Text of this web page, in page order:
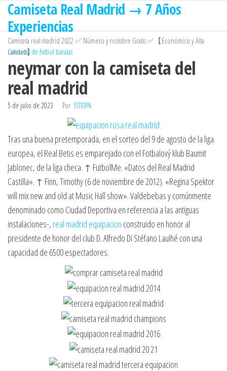
Saltar
contenido
Camiseta Real Madrid → 7 Años
Experiencias
Camiseta real madrid 2022 ✅ Número y nombre Gratis ✅【Económico y Alta
Calidad】
camisetas de futbol baratas
neymar con la camiseta del
real madrid
5 de julio de 2023 Por ISTERN
Tras una buena pretemporada, en el sorteo del 9 de agosto de la liga
europea, el Real Betis es emparejado con el Fotbalový klub Baumit
Jablonec, de la liga checa. ↑ FutbolMe. «Datos del Real Madrid
Castilla». ↑ Finn, Timothy (6 de noviembre de 2012). «Regina Spektor
will mix new and old at Music Hall show». Valdebebas y comúnmente
denominado como Ciudad Deportiva en referencia a las antiguas
instalaciones-, real madrid equipacion construido en honor al
presidente de honor del club D. Alfredo Di Stéfano Laulhé con una
capacidad de 6500 espectadores.